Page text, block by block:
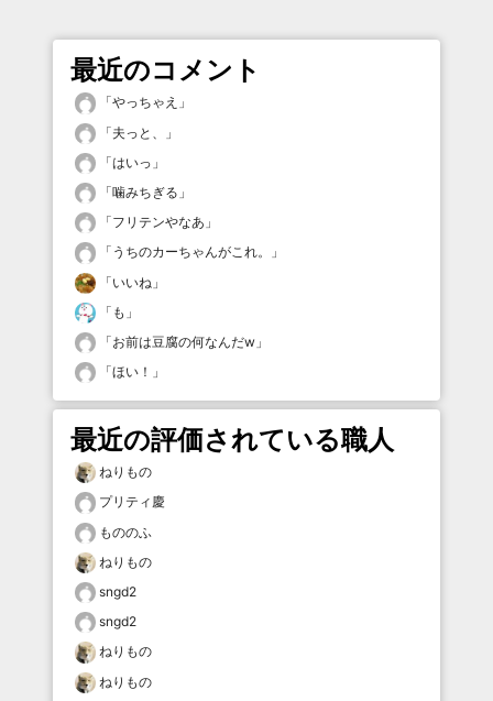
最近のコメント
「やっちゃえ 」
「夫っと、
」
「はいっ 」
「噛みちぎる 」
「フリテンやなあ 」
「 うちのカーちゃんがこれ。
」
「いいね 」
「 も 」
「お前は豆腐の何なんだw 」
「ほい！ 」
最近の評価されている職人
ねりもの
プリティ慶
もののふ
ねりもの
sngd2
sngd2
ねりもの
ねりもの